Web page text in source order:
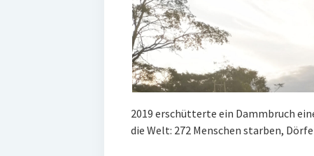
2019 erschütterte ein Dammbruch
die Welt: 272 Menschen starben,